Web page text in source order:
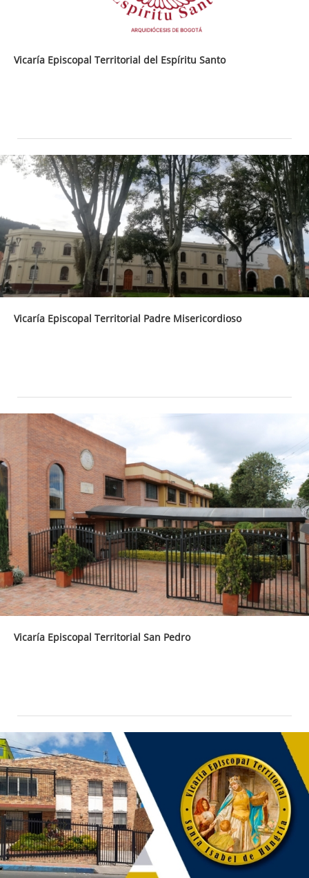
Vicaría Episcopal Territorial del Espíritu Santo
Vicaría Episcopal Territorial Padre Misericordioso
Vicaría Episcopal Territorial San Pedro